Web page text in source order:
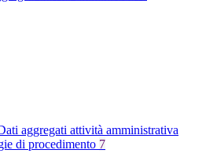
aggregati attività amministrativa
di procedimento 7